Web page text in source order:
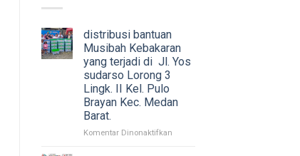
distribusi bantuan
Musibah Kebakaran
yang terjadi di Jl. Yos
sudarso Lorong 3
Lingk. II Kel. Pulo
Brayan Kec. Medan
Barat.
Komentar Dinonaktifkanpada